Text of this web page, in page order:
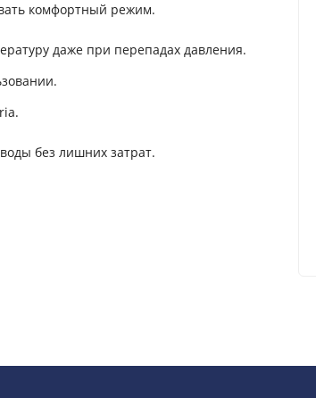
комфортный режим.
даже при перепадах давления.
без лишних затрат.